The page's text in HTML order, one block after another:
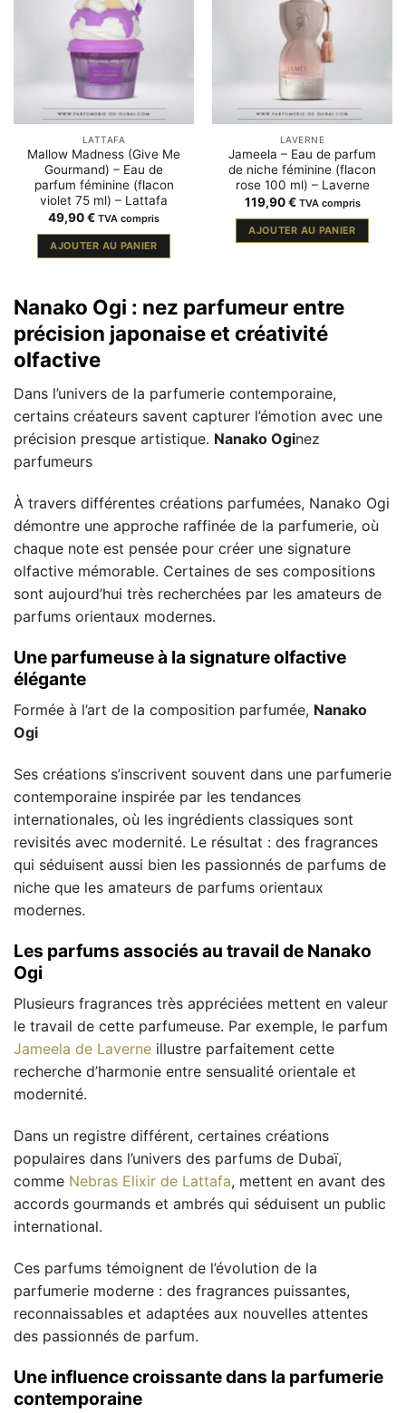
LATTAFA
Mallow Madness (Give Me
Gourmand) – Eau de
parfum féminine (flacon
violet 75 ml) – Lattafa
49,90€ TVA compris
AJOUTER AU PANIER
LAVERNE
Jameela – Eau de parfum
de niche féminine (flacon
rose 100 ml) – Laverne
119,90€ TVA compris
AJOUTER AU PANIER
Nanako Ogi : nez parfumeur entre
précision japonaise et créativité
olfactive
Dans l’univers de la parfumerie contemporaine,
certains créateurs savent capturer l’émotion avec une
précision presque artistique. Nanako Oginez
parfumeurs
À travers différentes créations parfumées, Nanako Ogi
démontre une approche raffinée de la parfumerie, où
chaque note est pensée pour créer une signature
olfactive mémorable. Certaines de ses compositions
sont aujourd’hui très recherchées par les amateurs de
parfums orientaux modernes.
Une parfumeuse à la signature olfactive
élégante
Formée à l’art de la composition parfumée, Nanako
Ogi
Ses créations s’inscrivent souvent dans une parfumerie
contemporaine inspirée par les tendances
internationales, où les ingrédients classiques sont
revisités avec modernité. Le résultat : des fragrances
qui séduisent aussi bien les passionnés de parfums de
niche que les amateurs de parfums orientaux
modernes.
Les parfums associés au travail de Nanako
Ogi
Plusieurs fragrances très appréciées mettent en valeur
le travail de cette parfumeuse. Par exemple, le parfum
Jameela de Laverne illustre parfaitement cette
recherche d’harmonie entre sensualité orientale et
modernité.
Dans un registre différent, certaines créations
populaires dans l’univers des parfums de Dubaï,
comme Nebras Elixir de Lattafa, mettent en avant des
accords gourmands et ambrés qui séduisent un public
international.
Ces parfums témoignent de l’évolution de la
parfumerie moderne : des fragrances puissantes,
reconnaissables et adaptées aux nouvelles attentes
des passionnés de parfum.
Une influence croissante dans la parfumerie
contemporaine